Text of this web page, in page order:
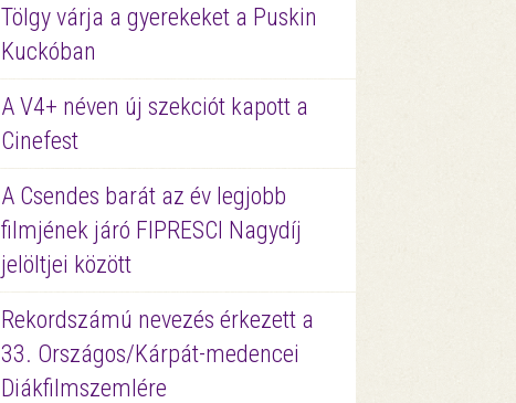
Tölgy várja a gyerekeket a Puskin
Kuckóban
A V4+ néven új szekciót kapott a
Cinefest
A Csendes barát az év legjobb
filmjének járó FIPRESCI Nagydíj
jelöltjei között
Rekordszámú nevezés érkezett a
33. Országos/Kárpát-medencei
Diákfilmszemlére